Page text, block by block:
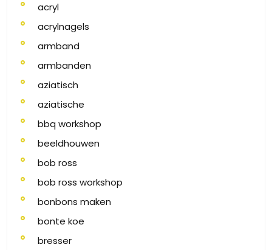
acryl
acrylnagels
armband
armbanden
aziatisch
aziatische
bbq workshop
beeldhouwen
bob ross
bob ross workshop
bonbons maken
bonte koe
bresser